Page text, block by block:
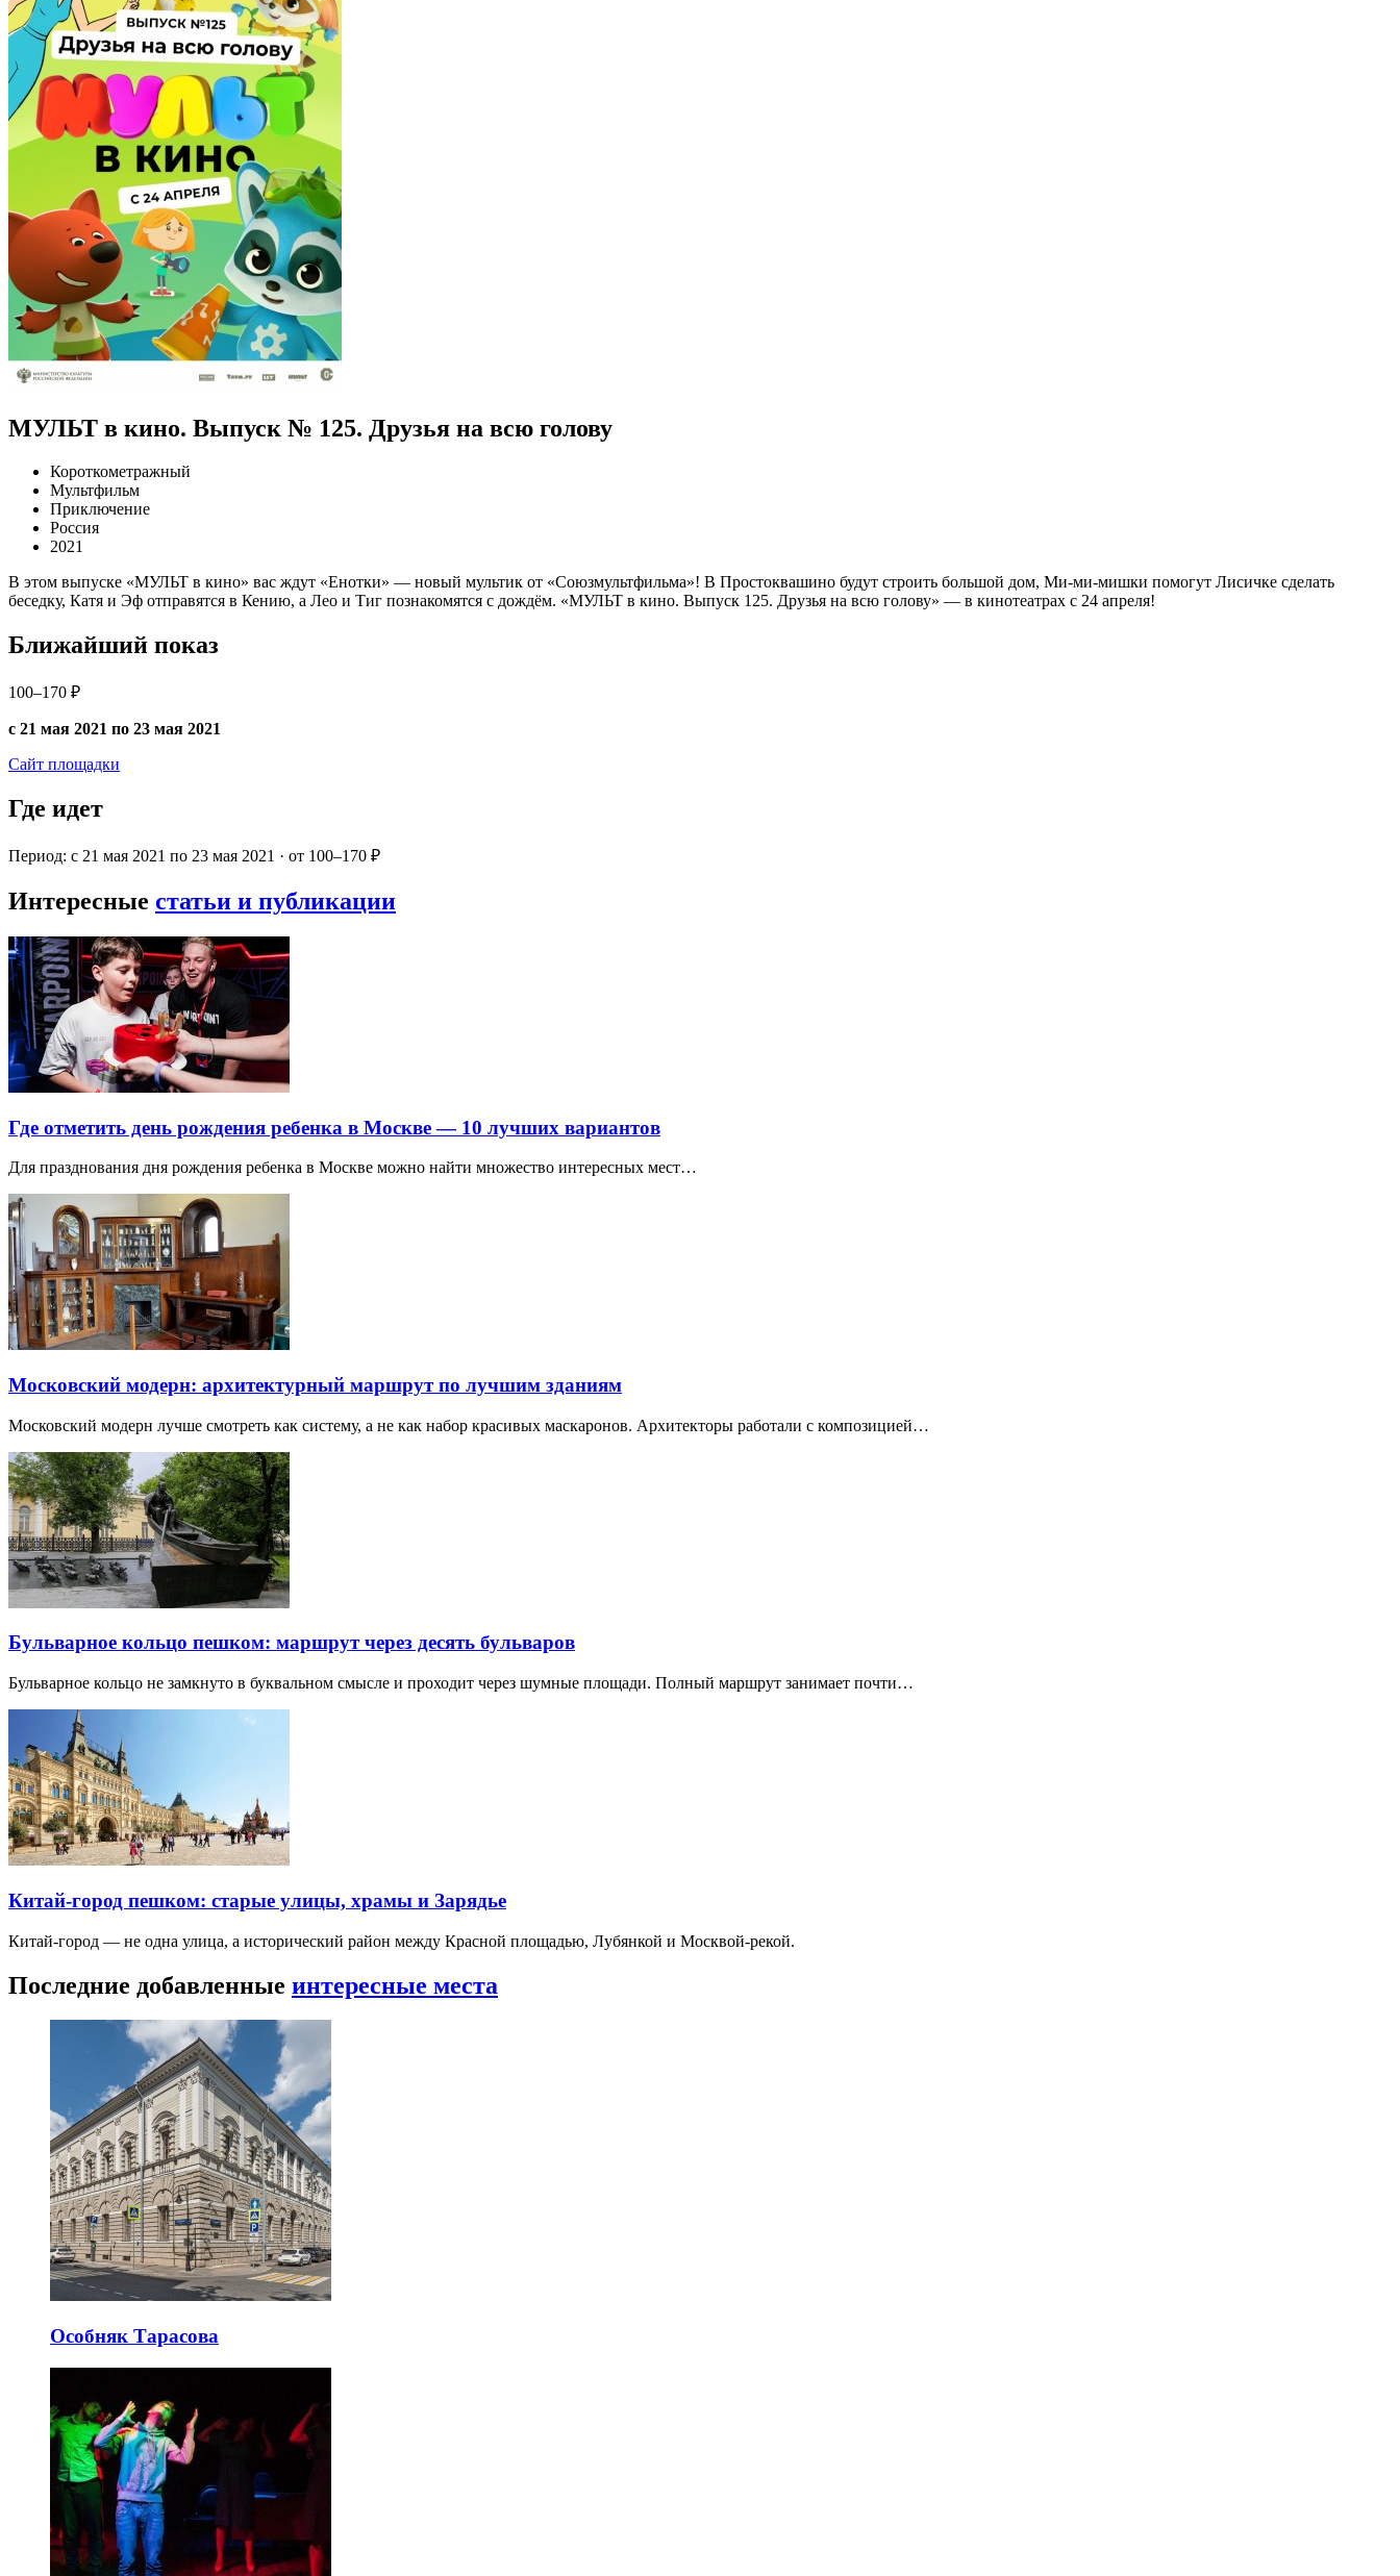
МУЛЬТ в кино. Выпуск № 125. Друзья на всю голову
Короткометражный
Мультфильм
Приключение
Россия
2021
В этом выпуске «МУЛЬТ в кино» вас ждут «Енотки» — новый мультик от «Союзмультфильма»! В Простоквашино будут строить большой дом, Ми-ми-мишки помогут Лисичке сделать
беседку, Катя и Эф отправятся в Кению, а Лео и Тиг познакомятся с дождём. «МУЛЬТ в кино. Выпуск 125. Друзья на всю голову» — в кинотеатрах с 24 апреля!
Ближайший показ
100–170 ₽
с 21 мая 2021 по 23 мая 2021
Сайт площадки
Где идет
Период: с 21 мая 2021 по 23 мая 2021 · от 100–170 ₽
Интересные статьи и публикации
Где отметить день рождения ребенка в Москве — 10 лучших вариантов
Для празднования дня рождения ребенка в Москве можно найти множество интересных мест…
Московский модерн: архитектурный маршрут по лучшим зданиям
Московский модерн лучше смотреть как систему, а не как набор красивых маскаронов. Архитекторы работали с композицией…
Бульварное кольцо пешком: маршрут через десять бульваров
Бульварное кольцо не замкнуто в буквальном смысле и проходит через шумные площади. Полный маршрут занимает почти…
Китай-город пешком: старые улицы, храмы и Зарядье
Китай-город — не одна улица, а исторический район между Красной площадью, Лубянкой и Москвой-рекой.
Последние добавленные интересные места
Особняк Тарасова